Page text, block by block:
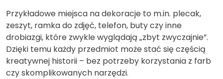
Przykładowe miejsca na dekoracje to m.in. plecak,
zeszyt, ramka do zdjęć, telefon, buty czy inne
drobiazgi, które zwykle wyglądają „zbyt zwyczajnie”.
Dzięki temu każdy przedmiot może stać się częścią
kreatywnej historii – bez potrzeby korzystania z farb
czy skomplikowanych narzędzi.